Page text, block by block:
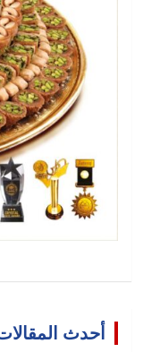
أحدث